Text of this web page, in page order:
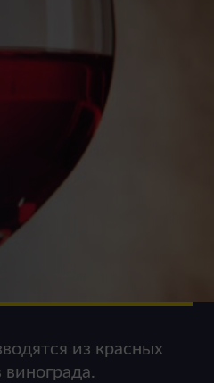
из красных